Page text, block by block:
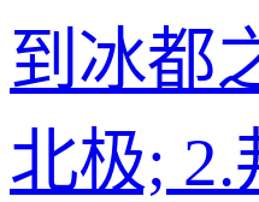
到冰
北极;